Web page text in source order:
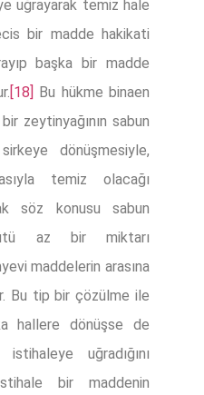
uğrayarak temiz hale
bir madde hakikati
başka bir madde
[18] Bu hükme binaen
zeytinyağının sabun
dönüşmesiyle,
temiz olacağı
söz konusu sabun
az bir miktarı
maddelerin arasına
Bu tip bir çözülme ile
hallere dönüşse de
uğradığını
bir maddenin